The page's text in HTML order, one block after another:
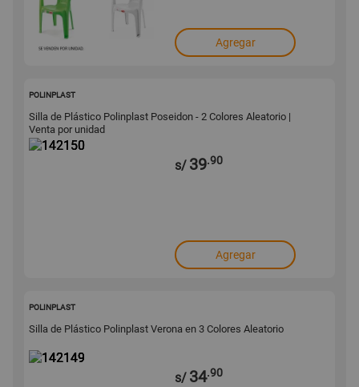
Agregar
POLINPLAST
Silla de Plástico Polinplast Poseidon - 2 Colores Aleatorio |
Venta por unidad
s/ 39.90
Agregar
POLINPLAST
Silla de Plástico Polinplast Verona en 3 Colores Aleatorio
s/ 34.90